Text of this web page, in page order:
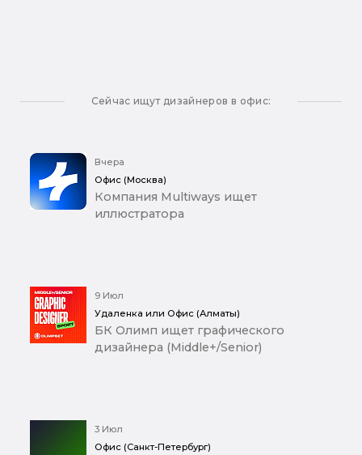
Сейчас ищут дизайнеров в офис:
Вчера
Офис (Москва)
Компания Multiways ищет
иллюстратора
9 Июл
Удаленка или Офис (Алматы)
БК Олимп ищет графического
дизайнера (Middle+/Senior)
3 Июл
Офис (Санкт-Петербург)